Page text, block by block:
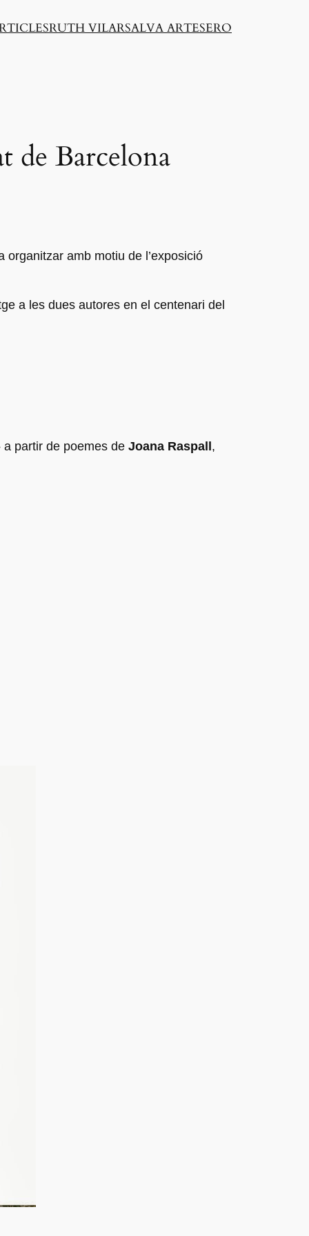
RUTH VILARSALVA ARTESERO
de Barcelona
amb motiu de l’exposició
a les dues autores en el centenari del
a partir de poemes de Joana Raspall,